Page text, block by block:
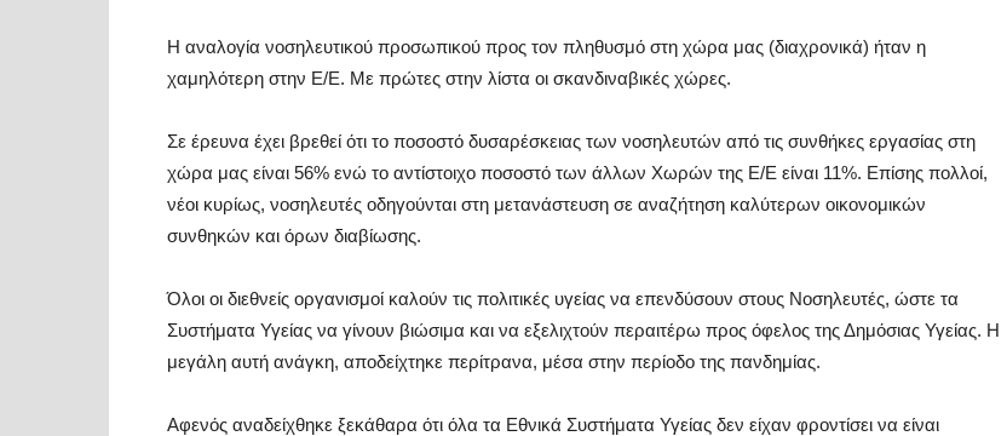
Η αναλογία νοσηλευτικού προσωπικού προς τον πληθυσμό στη χώρα μας (διαχρονικά) ήταν η
χαμηλότερη στην Ε/Ε. Με πρώτες στην λίστα οι σκανδιναβικές χώρες.
Σε έρευνα έχει βρεθεί ότι το ποσοστό δυσαρέσκειας των νοσηλευτών από τις συνθήκες εργασίας στη
χώρα μας είναι 56% ενώ το αντίστοιχο ποσοστό των άλλων Χωρών της Ε/Ε είναι 11%. Επίσης πολλοί,
νέοι κυρίως, νοσηλευτές οδηγούνται στη μετανάστευση σε αναζήτηση καλύτερων οικονομικών
συνθηκών και όρων διαβίωσης.
Όλοι οι διεθνείς οργανισμοί καλούν τις πολιτικές υγείας να επενδύσουν στους Νοσηλευτές, ώστε τα
Συστήματα Υγείας να γίνουν βιώσιμα και να εξελιχτούν περαιτέρω προς όφελος της Δημόσιας Υγείας. Η
μεγάλη αυτή ανάγκη, αποδείχτηκε περίτρανα, μέσα στην περίοδο της πανδημίας.
Αφενός αναδείχθηκε ξεκάθαρα ότι όλα τα Εθνικά Συστήματα Υγείας δεν είχαν φροντίσει να είναι